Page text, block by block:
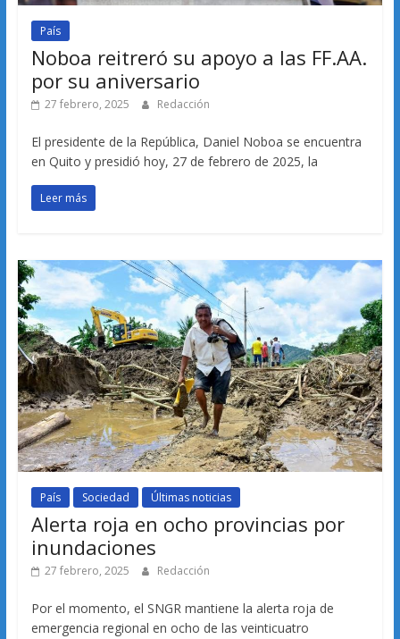
País
Noboa reitreró su apoyo a las FF.AA.
por su aniversario
27 febrero, 2025 Redacción
El presidente de la República, Daniel Noboa se encuentra
en Quito y presidió hoy, 27 de febrero de 2025, la
Leer más
País Sociedad Últimas noticias
Alerta roja en ocho provincias por
inundaciones
27 febrero, 2025 Redacción
Por el momento, el SNGR mantiene la alerta roja de
emergencia regional en ocho de las veinticuatro